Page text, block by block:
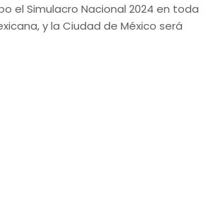
el Simulacro Nacional 2024 en toda
y la Ciudad de México será